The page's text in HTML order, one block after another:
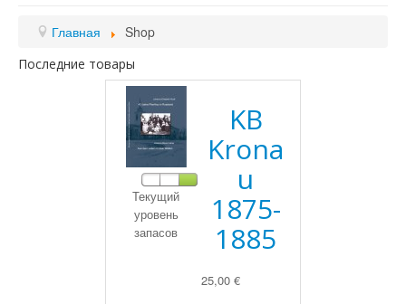
Главная
Shop
Последние товары
Текущий
уровень
запасов
KB
Krona
u
1875-
1885
25,00 €